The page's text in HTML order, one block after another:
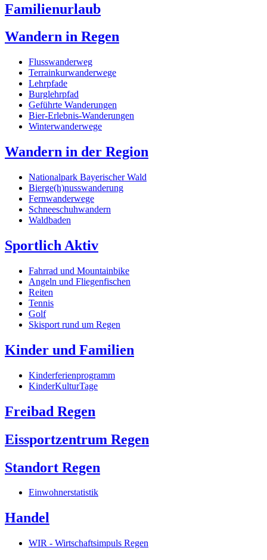
Familienurlaub
Wandern in Regen
Flusswanderweg
Terrainkurwanderwege
Lehrpfade
Burglehrpfad
Geführte Wanderungen
Bier-Erlebnis-Wanderungen
Winterwanderwege
Wandern in der Region
Nationalpark Bayerischer Wald
Bierge(h)nusswanderung
Fernwanderwege
Schneeschuhwandern
Waldbaden
Sportlich Aktiv
Fahrrad und Mountainbike
Angeln und Fliegenfischen
Reiten
Tennis
Golf
Skisport rund um Regen
Kinder und Familien
Kinderferienprogramm
KinderKulturTage
Freibad Regen
Eissportzentrum Regen
Standort Regen
Einwohnerstatistik
Handel
WIR - Wirtschaftsimpuls Regen